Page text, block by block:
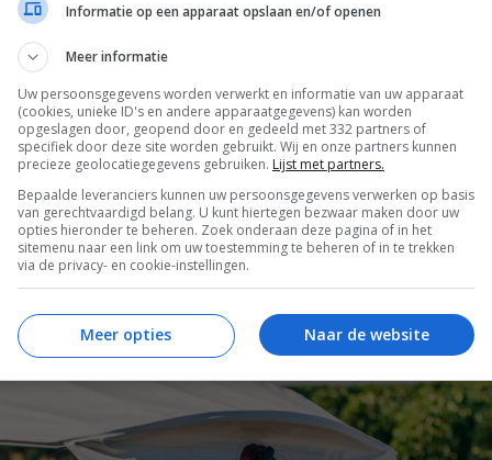
uitgedacht. Van de reis zelf tot het klimaat, het
over na te denken.
Het klimaat
Informatie op een apparaat opslaan en/of openen
Meer informatie
Uw persoonsgegevens worden verwerkt en informatie van uw apparaat
(cookies, unieke ID's en andere apparaatgegevens) kan worden
opgeslagen door, geopend door en gedeeld met 332 partners of
specifiek door deze site worden gebruikt. Wij en onze partners kunnen
precieze geolocatiegegevens gebruiken. Lijst met partners.
Bepaalde leveranciers kunnen uw persoonsgegevens verwerken op basis
van gerechtvaardigd belang. U kunt hiertegen bezwaar maken door uw
opties hieronder te beheren. Zoek onderaan deze pagina of in het
sitemenu naar een link om uw toestemming te beheren of in te trekken
via de privacy- en cookie-instellingen.
Naar de website
Meer opties